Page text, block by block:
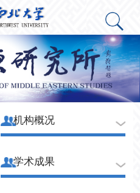
机构概况
学术成果